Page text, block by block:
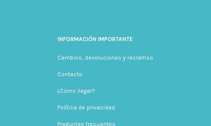
INFORMACIÓN IMPORTANTE
Cambios, devoluciones y reclamos
Contacto
¿Cómo llegar?
Política de privacidad
Preguntas frecuentes